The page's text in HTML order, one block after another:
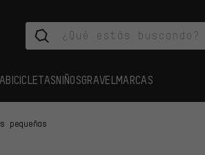
BICICLETASNIÑOSGRAVEL MARCAS
pequeñas